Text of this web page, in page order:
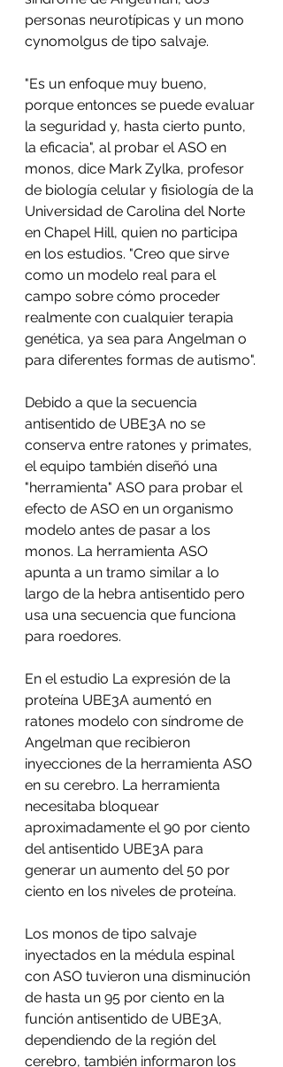
personas neurotípicas y un mono
cynomolgus de tipo salvaje.
"Es un enfoque muy bueno,
porque entonces se puede evaluar
la seguridad y, hasta cierto punto,
la eficacia", al probar el ASO en
monos, dice Mark Zylka, profesor
de biología celular y fisiología de la
Universidad de Carolina del Norte
en Chapel Hill, quien no participa
en los estudios. "Creo que sirve
como un modelo real para el
campo sobre cómo proceder
realmente con cualquier terapia
genética, ya sea para Angelman o
para diferentes formas de autismo".
Debido a que la secuencia
antisentido de UBE3A no se
conserva entre ratones y primates,
el equipo también diseñó una
"herramienta" ASO para probar el
efecto de ASO en un organismo
modelo antes de pasar a los
monos. La herramienta ASO
apunta a un tramo similar a lo
largo de la hebra antisentido pero
usa una secuencia que funciona
para roedores.
En el estudio La expresión de la
proteína UBE3A aumentó en
ratones modelo con síndrome de
Angelman que recibieron
inyecciones de la herramienta ASO
en su cerebro. La herramienta
necesitaba bloquear
aproximadamente el 90 por ciento
del antisentido UBE3A para
generar un aumento del 50 por
ciento en los niveles de proteína.
Los monos de tipo salvaje
inyectados en la médula espinal
con ASO tuvieron una disminución
de hasta un 95 por ciento en la
función antisentido de UBE3A,
dependiendo de la región del
cerebro, también informaron los